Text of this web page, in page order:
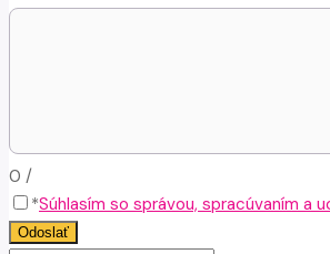
0 /
*Súhlasím so správou, spracúvaním a
Odoslať